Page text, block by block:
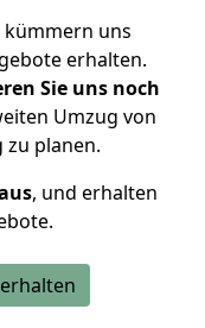
kümmern uns
erhalten.
Sie uns noch
Umzug von
zu planen.
, und erhalten